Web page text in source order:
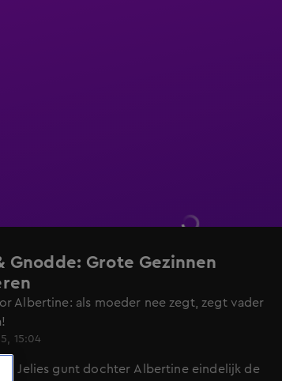
Gnodde: Grote Gezinnen
Albertine: als moeder nee zegt, zegt vader
15:04
Jelies gunt dochter Albertine eindelijk de